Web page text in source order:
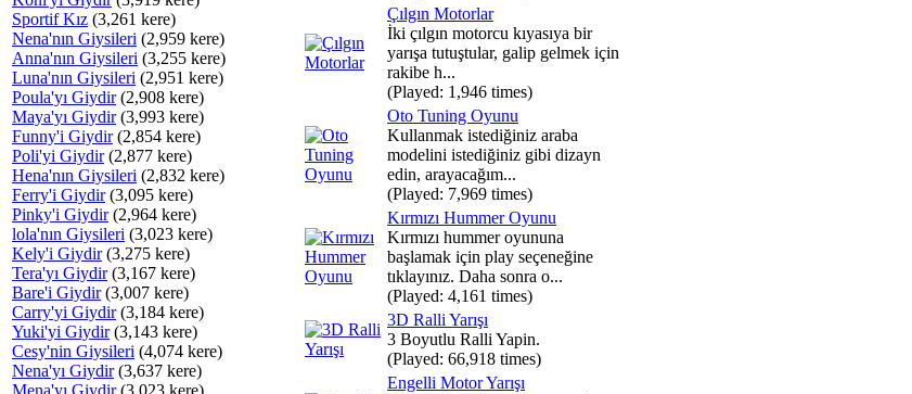
Sportif Kız (3,261 kere)
Nena'nın Giysileri (2,959 kere)
Anna'nın Giysileri (3,255 kere)
Luna'nın Giysileri (2,951 kere)
Poula'yı Giydir(2,908 kere)
Maya'yı Giydir(3,993 kere)
Funny'i Giydir(2,854 kere)
Poli'yi Giydir(2,877 kere)
Hena'nın Giysileri (2,832 kere)
Ferry'i Giydir(3,095 kere)
Pinky'i Giydir(2,964 kere)
lola'nın Giysileri (3,023 kere)
Kely'i Giydir(3,275 kere)
Tera'yı Giydir(3,167 kere)
Bare'i Giydir(3,007 kere)
Carry'yi Giydir(3,184 kere)
Yuki'yi Giydir(3,143 kere)
Cesy'nin Giysileri (4,074 kere)
Nena'yı Giydir(3,637 kere)
Mena'yı Giydir(3,023 kere)
Çılgın Motorlar
İki çılgın motorcu kıyasıya bir
yarışa tutuştular, galip gelmek için
rakibe h...
(Played: 1,946 times)
Oto Tuning Oyunu
Kullanmak istediğiniz araba
modelini istediğiniz gibi dizayn
edin, arayacağım...
(Played: 7,969 times)
Kırmızı Hummer Oyunu
Kırmızı hummer oyununa
başlamak için play seçeneğine
tıklayınız. Daha sonra o...
(Played: 4,161 times)
3D Ralli Yarışı
3 Boyutlu Ralli Yapin.
(Played: 66,918 times)
Engelli Motor Yarışı